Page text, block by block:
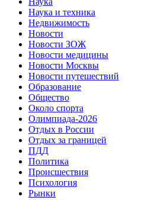
Наука и техника
Недвижимость
Новости
Новости ЗОЖ
Новости медицины
Новости Москвы
Новости путешествий
Образование
Общество
Около спорта
Олимпиада-2026
Отдых в России
Отдых за границей
ПДД
Политика
Происшествия
Психология
Рынки